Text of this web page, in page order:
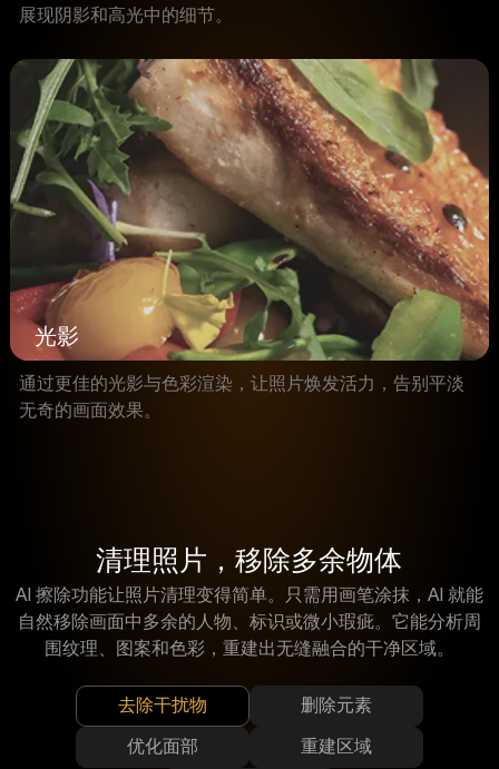
展现阴影和高光中的细节。
光影
通过更佳的光影与色彩渲染，让照片焕发活力，告别平淡
无奇的画面效果。
清理照片，移除多余物体
AI 擦除功能让照片清理变得简单。只需用画笔涂抹，AI 就能
自然移除画面中多余的人物、标识或微小瑕疵。它能分析周
围纹理、图案和色彩，重建出无缝融合的干净区域。
去除干扰物 删除元素
优化面部 重建区域